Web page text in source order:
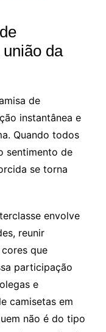
da
de
instantânea e
Quando todos
sentimento de
se torna
envolve
reunir
que
participação
e
camisetas em
não é do tipo